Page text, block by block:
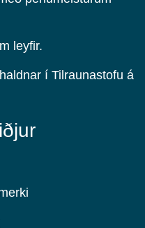
leyfir.
í Tilraunastofu á